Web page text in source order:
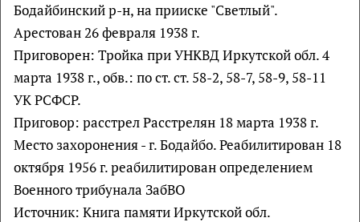
Бодайбинский р-н, на прииске "Светлый".
Арестован 26 февраля 1938 г.
Приговорен: Тройка при УНКВД Иркутской обл. 4
марта 1938 г., обв.: по ст. ст. 58-2, 58-7, 58-9, 58-11
УК РСФСР.
Приговор: расстрел Расстрелян 18 марта 1938 г.
Место захоронения - г. Бодайбо. Реабилитирован 18
октября 1956 г. реабилитирован определением
Военного трибунала ЗабВО
Источник: Книга памяти Иркутской обл.